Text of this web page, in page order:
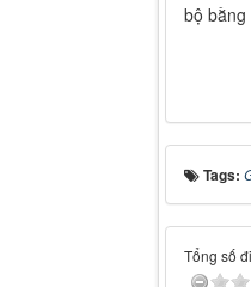
bộ
Tags:
Tổng số